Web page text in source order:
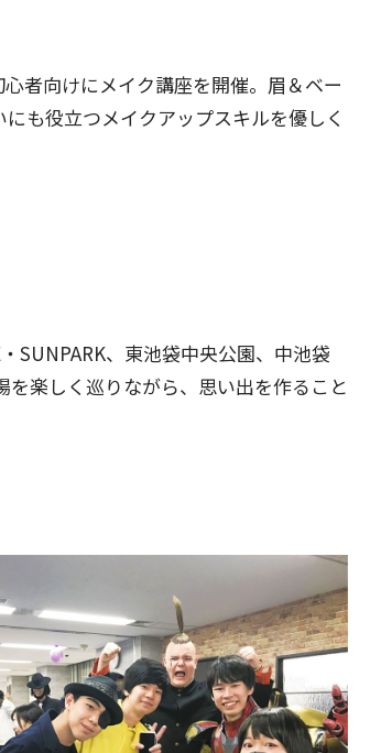
者向けにメイク講座を開催。眉＆ベー
も役立つメイクアップスキルを優しく
SUNPARK、東池袋中央公園、中池袋
楽しく巡りながら、思い出を作ること